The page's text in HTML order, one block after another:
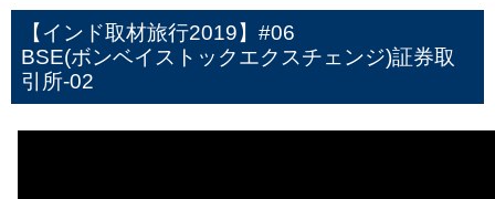
動画コンテンツ
著作紹介
お問合せ
【インド取材旅行2019】#06
BSE(ボンベイストックエクスチェンジ)証券取
引所-02